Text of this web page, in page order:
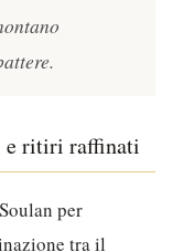
e ritiri raffinati
per
tra il